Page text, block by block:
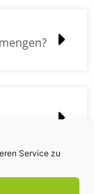
Service zu